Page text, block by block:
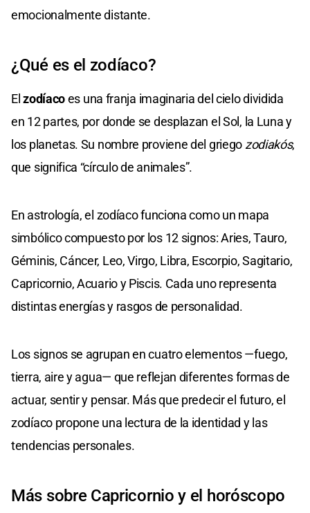
emocionalmente distante.
¿Qué es el zodíaco?
Elzodíacoes una franja imaginaria del cielo dividida
en 12 partes, por donde se desplazan el Sol, la Luna y
los planetas. Su nombre proviene del griego zodiakós,
que significa “círculo de animales”.
En astrología, el zodíaco funciona como un mapa
simbólico compuesto por los 12 signos: Aries, Tauro,
Géminis, Cáncer, Leo, Virgo, Libra, Escorpio, Sagitario,
Capricornio, Acuario y Piscis. Cada uno representa
distintas energías y rasgos de personalidad.
Los signos se agrupan en cuatro elementos —fuego,
tierra, aire y agua— que reflejan diferentes formas de
actuar, sentir y pensar. Más que predecir el futuro, el
zodíaco propone una lectura de la identidad y las
tendencias personales.
Más sobre Capricornio y el horóscopo